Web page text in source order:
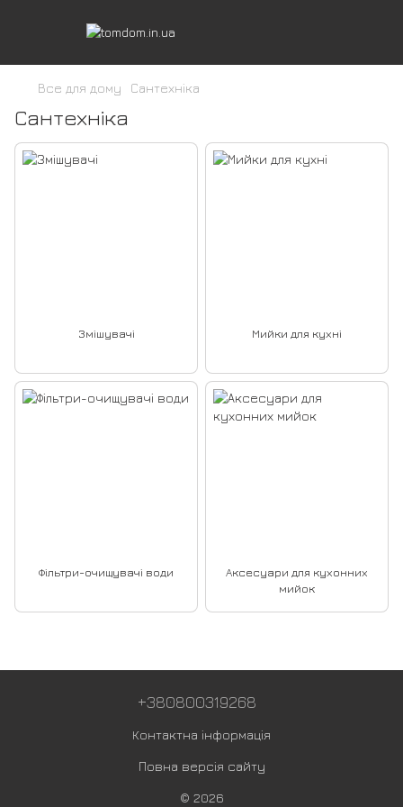
Все для дому Сантехніка
Сантехніка
Змішувачі Мийки для кухні
Фільтри-очищувачі води
Аксесуари для кухонних
мийок
+380800319268
Контактна інформація
Повна версія сайту
© 2026